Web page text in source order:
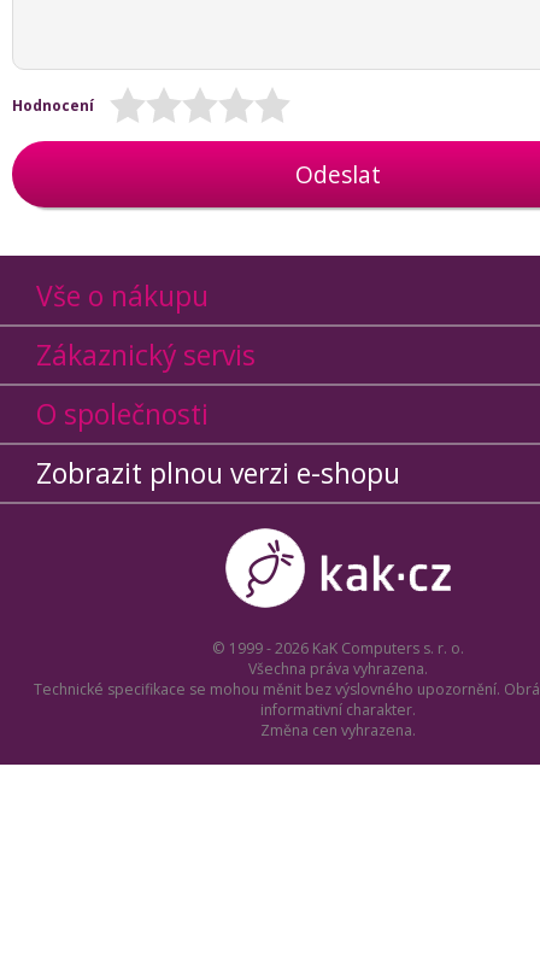
Hodnocení
Odeslat
Vše o nákupu
Zákaznický servis
O společnosti
Zobrazit plnou verzi e-shopu
© 1999 - 2026 KaK Computers s. r. o.
Všechna práva vyhrazena.
Technické specifikace se mohou měnit bez výslovného upozornění.
informativní charakter.
Změna cen vyhrazena.